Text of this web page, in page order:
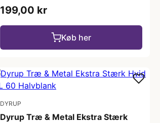
199,00 kr
Køb her
DYRUP
Dyrup Træ & Metal Ekstra Stærk